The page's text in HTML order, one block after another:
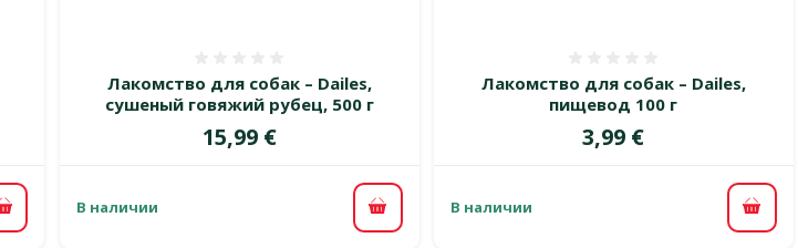
В корзину
Лакомство для собак – Dailes,
сушеный говяжий рубец, 500 г
Цена
15,99 €
В наличии В корзину
Лакомство для собак – Dailes,
пищевод 100 г
Цена
3,99 €
В наличии В